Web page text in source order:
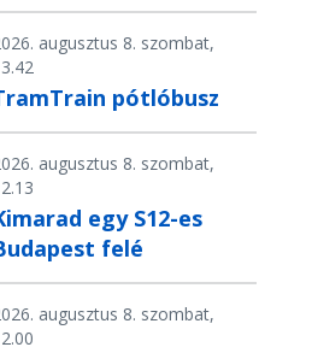
augusztus 8. szombat,
pótlóbusz
augusztus 8. szombat,
egy S12-es
felé
augusztus 8. szombat,